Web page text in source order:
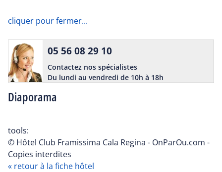
cliquer pour fermer...
Diaporama
05 56 08 29 10
Contactez nos spécialistes
Du lundi au vendredi de 10h à 18h
tools:
© Hôtel Club Framissima Cala Regina - OnParOu.com -
Copies interdites
« retour à la fiche hôtel